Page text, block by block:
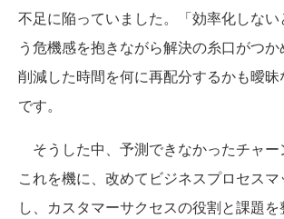
不足に陥っていました。「効率化しな
う危機感を抱きながら解決の糸口がつか
削減した時間を何に再配分するかも曖
です。
そうした中、予測できなかったチャー
これを機に、改めてビジネスプロセスマ
し、カスタマーサクセスの役割と課題を